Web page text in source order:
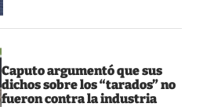
Caputo argumentó que sus
dichos sobre los “tarados” no
fueron contra la industria